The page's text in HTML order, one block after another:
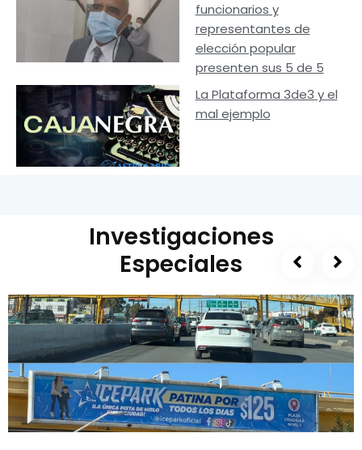
funcionarios y
representantes de
elección popular
presenten sus 5 de 5
La Plataforma 3de3 y el
mal ejemplo
Investigaciones
Especiales